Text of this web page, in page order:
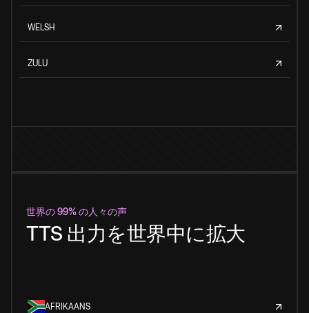
WELSH
ZULU
世界の 99% の人々の声
TTS 出力を世界中に拡大
AFRIKAANS